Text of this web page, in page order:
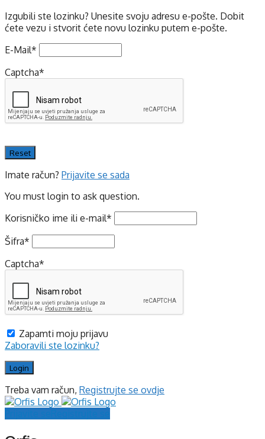
Izgubili ste lozinku? Unesite svoju adresu e-pošte. Dobit
ćete vezu i stvorit ćete novu lozinku putem e-pošte.
E-Mail*
Captcha*
Imate račun? Prijavite se sada
You must login to ask question.
Korisničko ime ili e-mail*
Šifra*
Captcha*
Zapamti moju prijavu
Zaboravili ste lozinku?
Treba vam račun, Registrujte se ovdje